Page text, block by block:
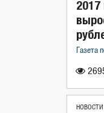
2017
Газета
НОВОСТИ